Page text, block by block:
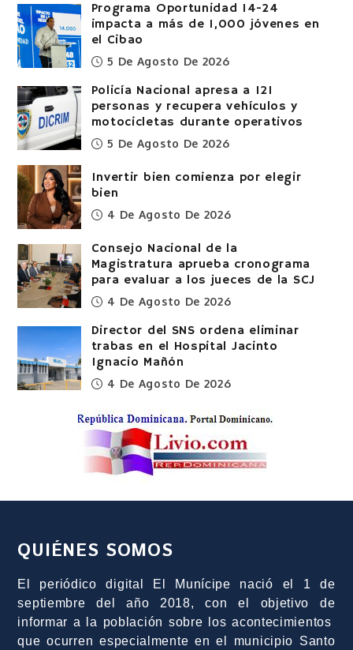
Programa Oportunidad 14-24
impacta a más de 1,000 jóvenes en
el Cibao
5 De Agosto De 2026
Policía Nacional apresa a 121
personas y recupera vehículos y
motocicletas durante operativos
5 De Agosto De 2026
Invertir bien comienza por elegir
bien
4 De Agosto De 2026
Consejo Nacional de la
Magistratura aprueba cronograma
para evaluar a los jueces de la SCJ
4 De Agosto De 2026
Director del SNS ordena eliminar
trabas en el Hospital Jacinto
Ignacio Mañón
4 De Agosto De 2026
QUIÉNES SOMOS
El periódico digital El Munícipe nació el 1 de
septiembre del año 2018, con el objetivo de
informar a la población sobre los acontecimientos
que ocurren especialmente en el municipio Santo